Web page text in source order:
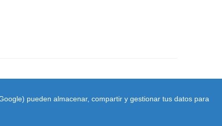
pueden almacenar, compartir y gestionar tus datos para